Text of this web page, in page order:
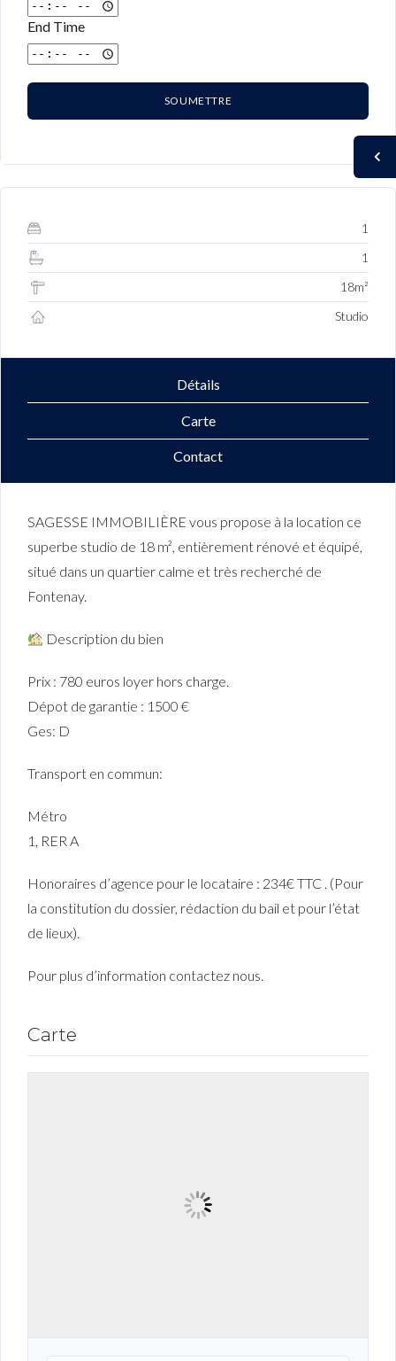
End Time
SOUMETTRE
1
1
18m²
Studio
Détails
Carte
Contact
SAGESSE IMMOBILIÈRE vous propose à la location ce
superbe studio de 18 m², entièrement rénové et équipé,
situé dans un quartier calme et très recherché de
Fontenay.
Description du bien
Prix : 780 euros loyer hors charge.
Dépot de garantie : 1500 €
Ges: D
Transport en commun:
Métro
1, RER A
Honoraires d’agence pour le locataire : 234€ TTC . (Pour
la constitution du dossier, rédaction du bail et pour l’état
de lieux).
Pour plus d’information contactez nous.
Carte